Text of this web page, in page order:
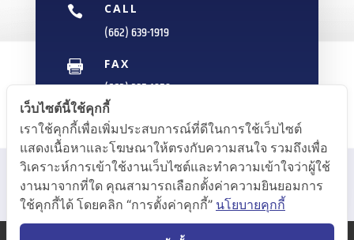
 CALL
(662) 639-1919
 FAX
(662) 235-1959
 E-MAIL
info@sittipol.com
เว็บไซต์นี้ใช้คุกกี้
เราใช้คุกกี้เพื่อเพิ่มประสบการณ์ที่ดีในการใช้เว็บไซต์
แสดงเนื้อหาและโฆษณาให้ตรงกับความสนใจ รวมถึงเพื่อ
วิเคราะห์การเข้าใช้งานเว็บไซต์และทำความเข้าใจว่าผู้ใช้
งานมาจากที่ใด คุณสามารถเลือกตั้งค่าความยินยอมการ
ใช้คุกกี้ได้ โดยคลิก “การตั้งค่าคุกกี้” นโยบายคุกกี้